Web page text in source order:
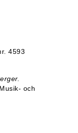
4593
och